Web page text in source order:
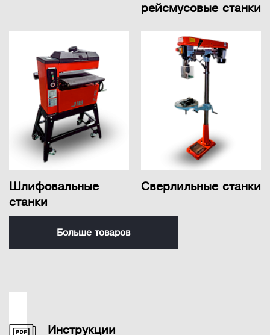
рейсмусовые станки
Шлифовальные
станки
Сверлильные станки
Больше товаров
Инструкции